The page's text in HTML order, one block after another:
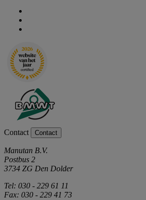
Contact Contact
Manutan B.V.
Postbus 2
3734 ZG Den Dolder
Tel: 030 - 229 61 11
Fax: 030 - 229 41 73